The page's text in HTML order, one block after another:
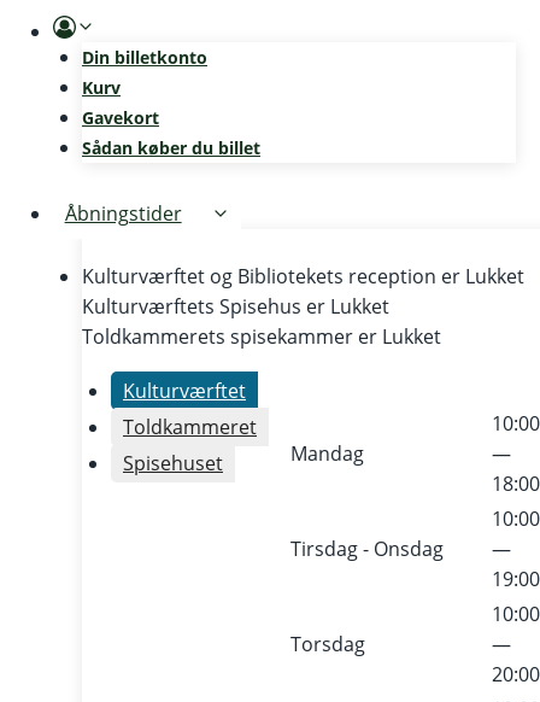
Din billetkonto
Kurv
Gavekort
Sådan køber du billet
Åbningstider
Kulturværftet og Bibliotekets reception er Lukket
Kulturværftets Spisehus er Lukket
Toldkammerets spisekammer er Lukket
Kulturværftet
Toldkammeret
Spisehuset
Mandag
10:00
—
18:00
Tirsdag - Onsdag
10:00
—
19:00
Torsdag
10:00
—
20:00